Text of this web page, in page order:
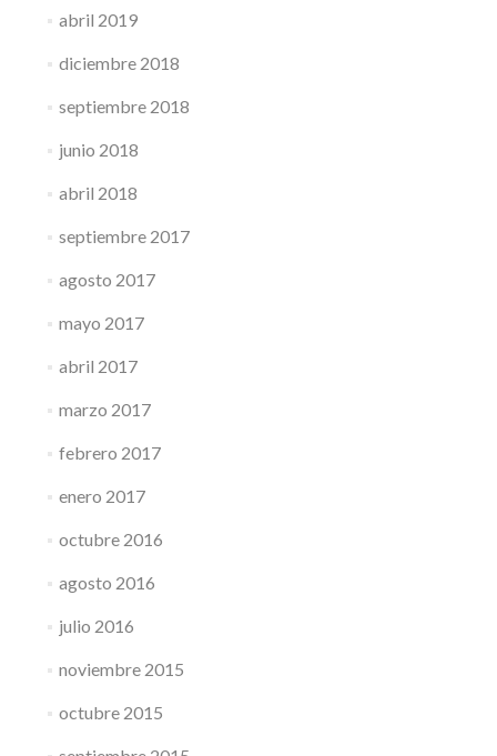
abril 2019
diciembre 2018
septiembre 2018
junio 2018
abril 2018
septiembre 2017
agosto 2017
mayo 2017
abril 2017
marzo 2017
febrero 2017
enero 2017
octubre 2016
agosto 2016
julio 2016
noviembre 2015
octubre 2015